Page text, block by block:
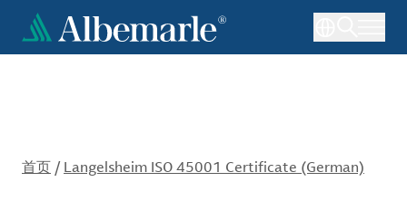
到
首页 / Langelsheim ISO 45001 Certificate (German)